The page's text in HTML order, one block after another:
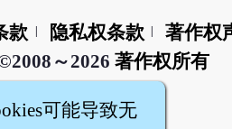
款 隐私权条款
著作权
～2026 著作权所有
可能导致无